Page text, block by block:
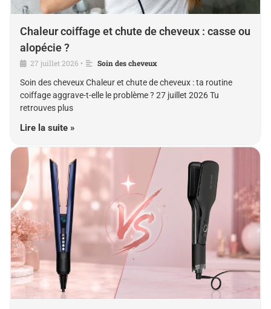
Chaleur coiffage et chute de cheveux : casse ou
alopécie ?
27 juillet 2026 •
Soin des cheveux
Soin des cheveux Chaleur et chute de cheveux : ta routine
coiffage aggrave-t-elle le problème ? 27 juillet 2026 Tu
retrouves plus
Lire la suite »